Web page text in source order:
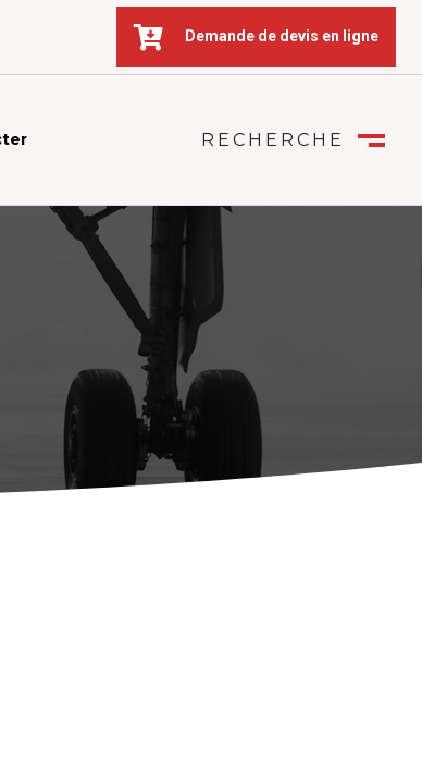
 Demande de devis en ligne
RECHERCHE